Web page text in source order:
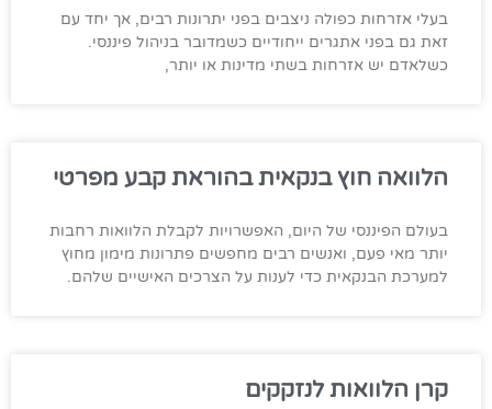
בעלי אזרחות כפולה ניצבים בפני יתרונות רבים, אך יחד עם
זאת גם בפני אתגרים ייחודיים כשמדובר בניהול פיננסי.
כשלאדם יש אזרחות בשתי מדינות או יותר,
הלוואה חוץ בנקאית בהוראת קבע מפרטי
בעולם הפיננסי של היום, האפשרויות לקבלת הלוואות רחבות
יותר מאי פעם, ואנשים רבים מחפשים פתרונות מימון מחוץ
למערכת הבנקאית כדי לענות על הצרכים האישיים שלהם.
קרן הלוואות לנזקקים